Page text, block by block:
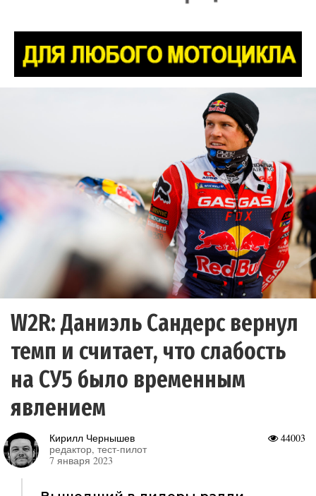
W2R: Даниэль Сандерс вернул
темп и считает, что слабость
на СУ5 было временным
явлением
44003
Кирилл Чернышев
редактор, тест-пилот
7 января 2023